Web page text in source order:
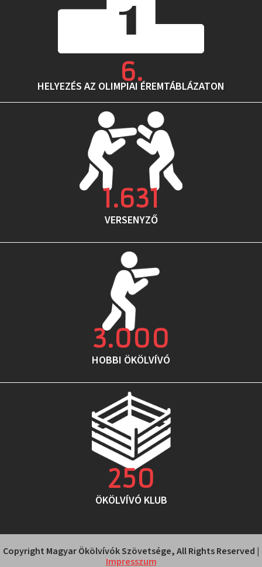
HELYEZÉS AZ OLIMPIAI ÉREMTÁBLÁZATON
6.
VERSENYZŐ
1.631
HOBBI ÖKÖLVÍVÓ
3.000
ÖKÖLVÍVÓ KLUB
250
Copyright Magyar Ökölvívók Szövetsége, All Rights Reserved |
Impresszum